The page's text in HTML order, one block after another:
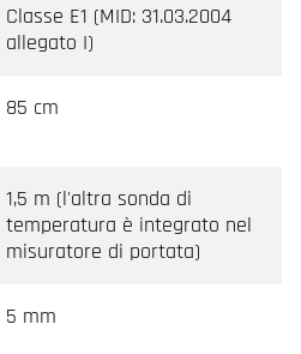
Classe E1 (MID: 31.03.2004
allegato I)
85 cm
1,5 m (l'altra sonda di
temperatura è integrato nel
misuratore di portata)
5 mm